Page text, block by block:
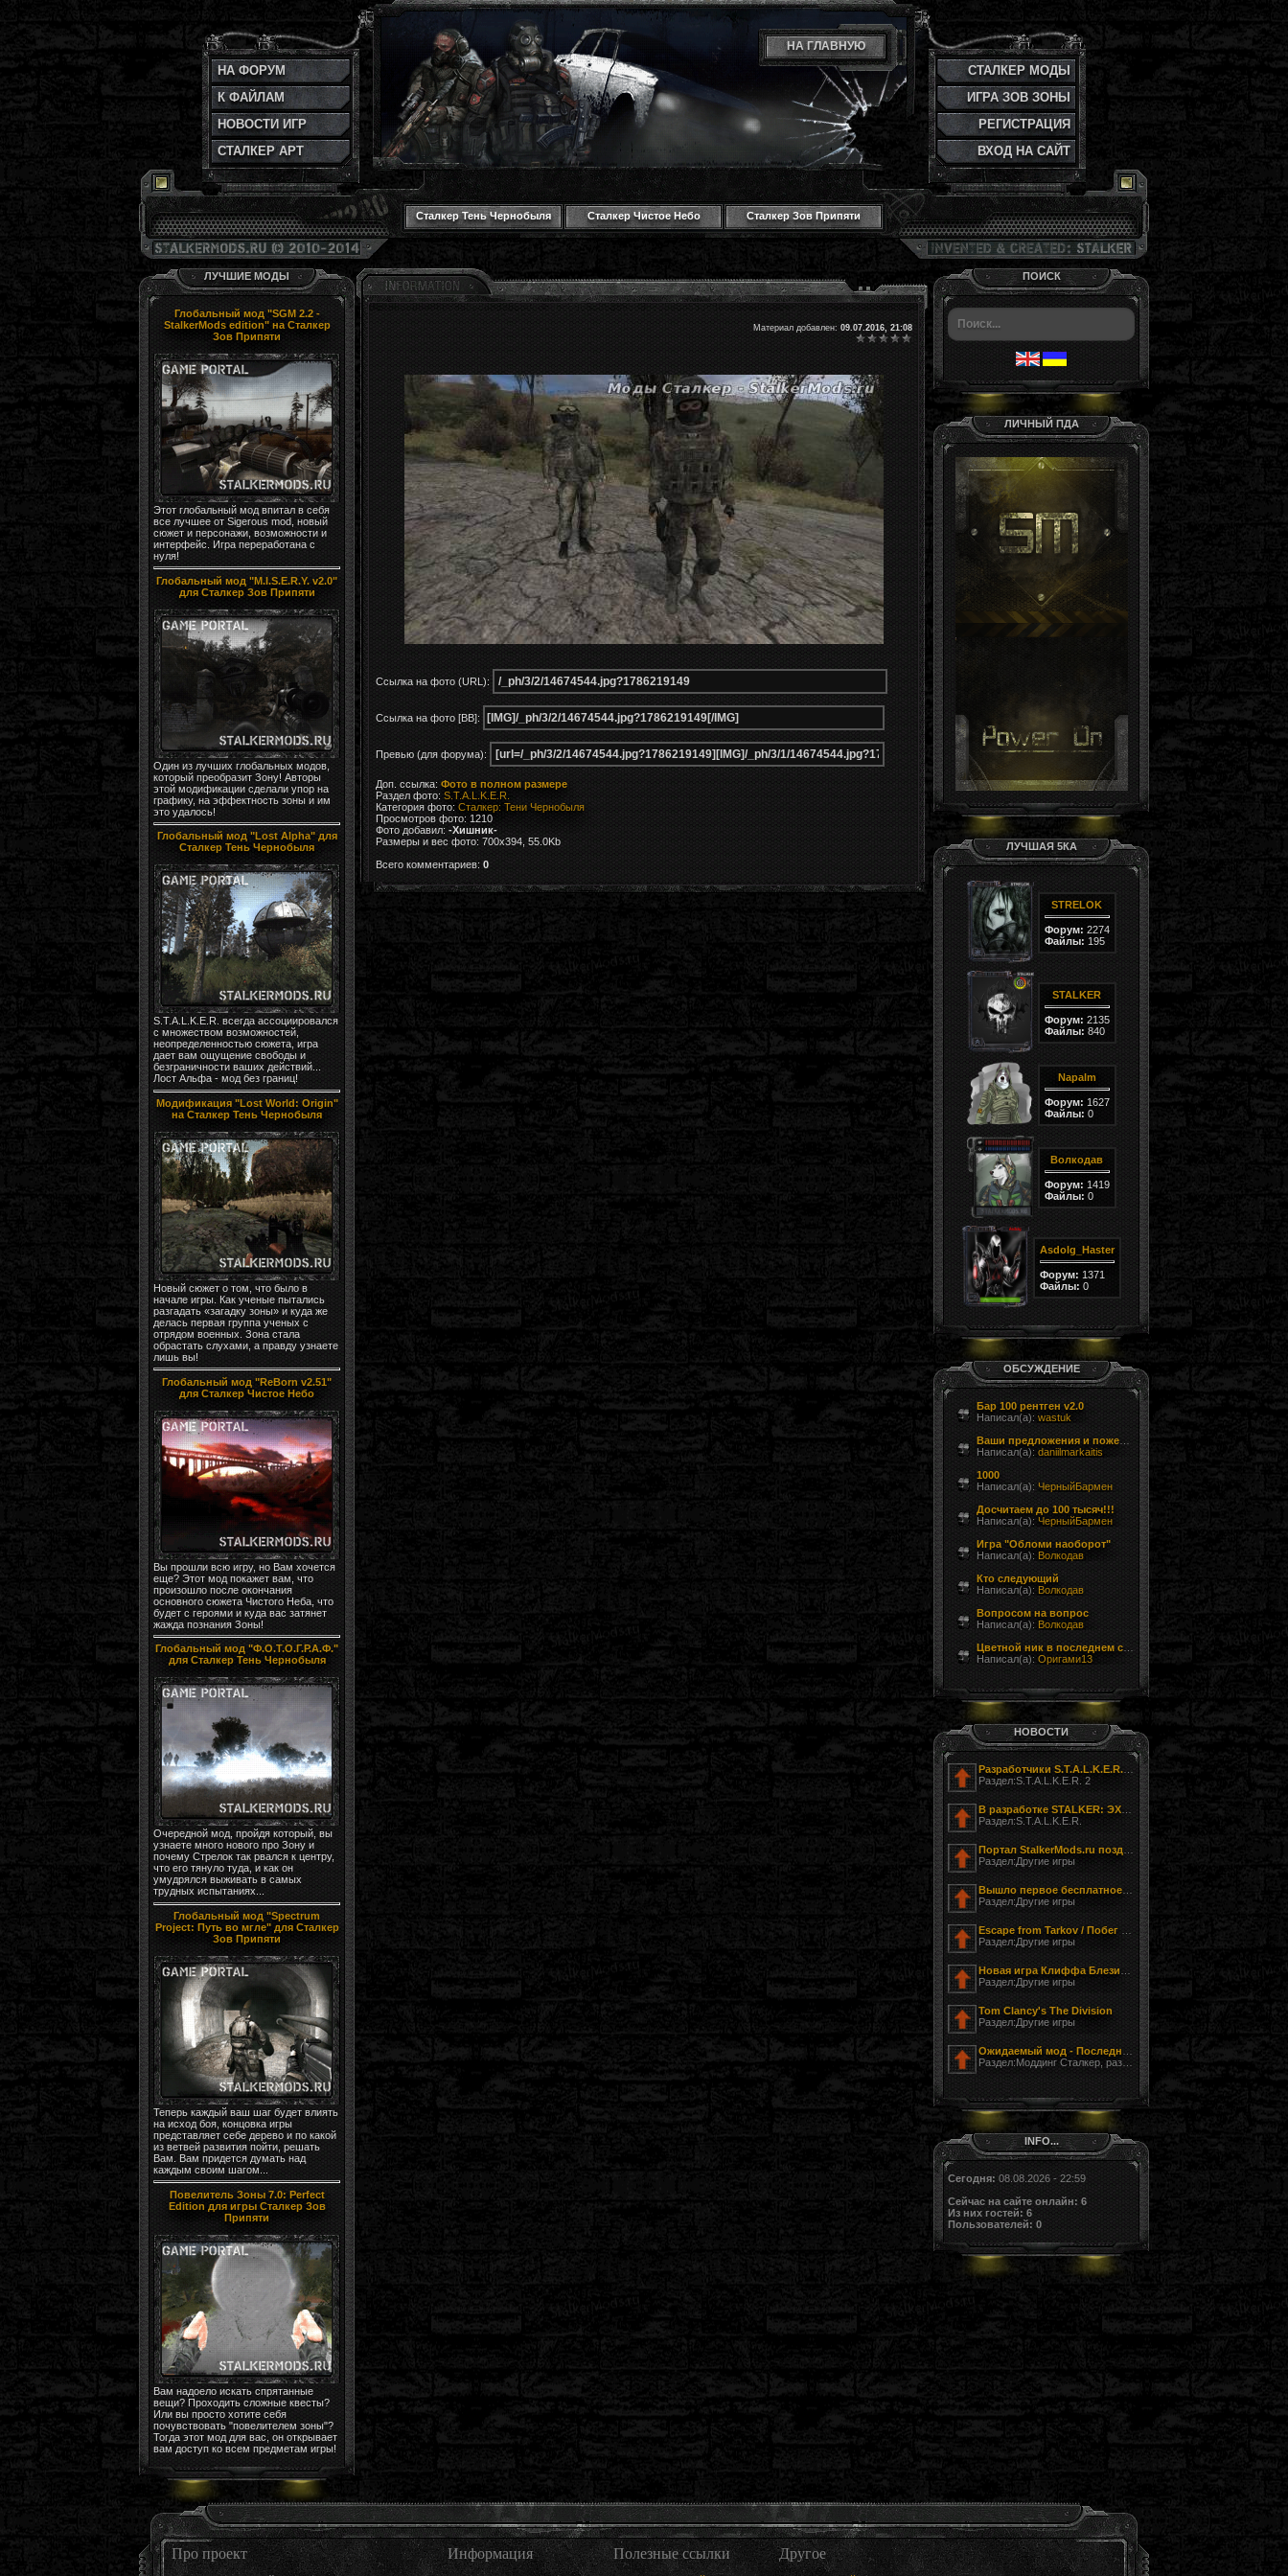
НА ГЛАВНУЮ
СТАЛКЕР МОДЫ
ИГРА ЗОВ ЗОНЫ
РЕГИСТРАЦИЯ
ВХОД НА САЙТ
НА ФОРУМ
К ФАЙЛАМ
НОВОСТИ ИГР
СТАЛКЕР АРТ
Сталкер Тень Чернобыля Сталкер Чистое Небо Сталкер Зов Припяти
ЛУЧШИЕ МОДЫ
Глобальный мод "SGM 2.2 -
StalkerMods edition" на Сталкер
Зов Припяти
Этот глобальный мод впитал в себя
все лучшее от Sigerous mod, новый
сюжет и персонажи, возможности и
интерфейс. Игра переработана с
нуля!
Глобальный мод "M.I.S.E.R.Y. v2.0"
для Сталкер Зов Припяти
Один из лучших глобальных модов,
который преобразит Зону! Авторы
этой модификации сделали упор на
графику, на эффектность зоны и им
это удалось!
Глобальный мод "Lost Alpha" для
Сталкер Тень Чернобыля
S.T.A.L.K.E.R. всегда ассоциировался
с множеством возможностей,
неопределенностью сюжета, игра
дает вам ощущение свободы и
безграничности ваших действий...
Лост Альфа - мод без границ!
Модификация "Lost World: Origin"
на Сталкер Тень Чернобыля
Новый сюжет о том, что было в
начале игры. Как ученые пытались
разгадать «загадку зоны» и куда же
делась первая группа ученых с
отрядом военных. Зона стала
обрастать слухами, а правду узнаете
лишь вы!
Глобальный мод "ReBorn v2.51"
для Сталкер Чистое Небо
Вы прошли всю игру, но Вам хочется
еще? Этот мод покажет вам, что
произошло после окончания
основного сюжета Чистого Неба, что
будет с героями и куда вас затянет
жажда познания Зоны!
Глобальный мод "Ф.О.Т.О.Г.Р.А.Ф."
для Сталкер Тень Чернобыля
Очередной мод, пройдя который, вы
узнаете много нового про Зону и
почему Стрелок так рвался к центру,
что его тянуло туда, и как он
умудрялся выживать в самых
трудных испытаниях...
Глобальный мод "Spectrum
Project: Путь во мгле" для Сталкер
Зов Припяти
Теперь каждый ваш шаг будет влиять
на исход боя, концовка игры
представляет себе дерево и по какой
из ветвей развития пойти, решать
Вам. Вам придется думать над
каждым своим шагом...
Повелитель Зоны 7.0: Perfect
Edition для игры Сталкер Зов
Припяти
Вам надоело искать спрятанные
вещи? Проходить сложные квесты?
Или вы просто хотите себя
почувствовать "повелителем зоны"?
Тогда этот мод для вас, он открывает
вам доступ ко всем предметам игры!
Материал добавлен: 09.07.2016, 21:08
Ссылка на фото (URL):
Ссылка на фото [BB]:
Превью (для форума):
Доп. ссылка: Фото в полном размере
Раздел фото: S.T.A.L.K.E.R.
Категория фото: Сталкер: Тени Чернобыля
Просмотров фото: 1210
Фото добавил: -Хишник-
Размеры и вес фото: 700x394, 55.0Kb
Всего комментариев: 0
ПОИСК
ЛИЧНЫЙ ПДА
Гость, ты здесь -й день
Группа: Гости
ЛУЧШАЯ 5КА
STRELOK
Форум: 2274
Файлы: 195
STALKER
Форум: 2135
Файлы: 840
Napalm
Форум: 1627
Файлы: 0
Волкодав
Форум: 1419
Файлы: 0
Asdolg_Haster
Форум: 1371
Файлы: 0
ОБСУЖДЕНИЕ
Бар 100 рентген v2.0
Написал(а): wastuk
Написал(а): daniilmarkaitis
1000
Написал(а): ЧерныйБармен
Досчитаем до 100 тысяч!!!
Написал(а): ЧерныйБармен
Игра "Обломи наоборот"
Написал(а): Волкодав
Кто следующий
Написал(а): Волкодав
Вопросом на вопрос
Написал(а): Волкодав
Написал(а): Оригами13
НОВОСТИ
Раздел:S.T.A.L.K.E.R. 2
Раздел:S.T.A.L.K.E.R.
Раздел:Другие игры
Раздел:Другие игры
Раздел:Другие игры
Раздел:Другие игры
Tom Clancy's The Division
Раздел:Другие игры
Раздел:Моддинг Сталкер, разработка модов
INFO...
Сегодня: 08.08.2026 - 22:59
Сейчас на сайте онлайн: 6
Из них гостей: 6
Пользователей: 0
Про проект Информация Полезные ссылки Другое